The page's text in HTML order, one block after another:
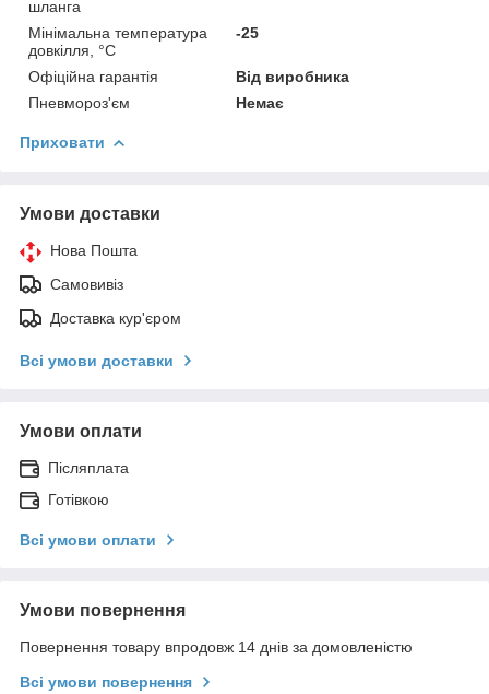
шланга
Мінімальна температура
довкілля, °C
-25
Офіційна гарантія
Від виробника
Пневмороз'єм
Немає
Приховати
Умови доставки
Нова Пошта
Самовивіз
Доставка кур'єром
Всі умови доставки
Умови оплати
Післяплата
Готівкою
Всі умови оплати
Умови повернення
Повернення товару впродовж 14 днів за домовленістю
Всі умови повернення